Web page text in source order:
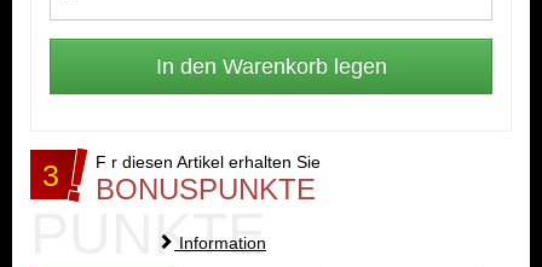
3 F r diesen Artikel erhalten Sie
BONUSPUNKTE
PUNKTE
Information